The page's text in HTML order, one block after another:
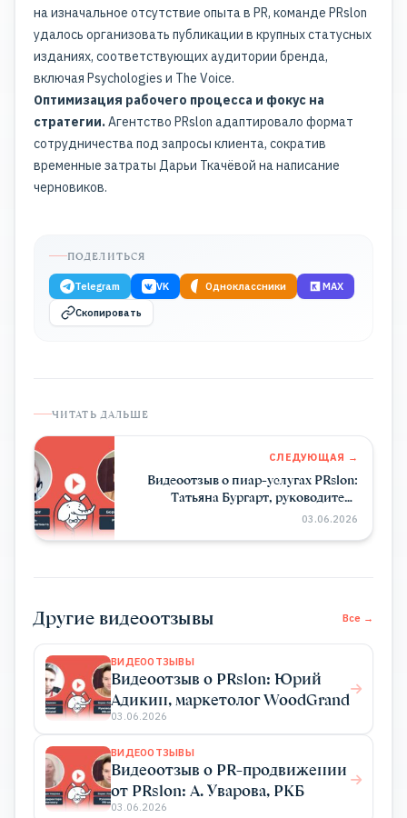
на изначальное отсутствие опыта в PR, команде PRslon
удалось организовать публикации в крупных статусных
изданиях, соответствующих аудитории бренда,
включая Psychologies и The Voice.
Оптимизация рабочего процесса и фокус на
стратегии.Агентство PRslon адаптировало формат
сотрудничества под запросы клиента, сократив
временные затраты Дарьи Ткачёвой на написание
черновиков.
ПОДЕЛИТЬСЯ
Telegram VK Одноклассники MAX
Скопировать
ЧИТАТЬ ДАЛЬШЕ
СЛЕДУЮЩАЯ →
Видеоотзыв о пиар-услугах PRslon:
Татьяна Бургарт, руководитель
департамента маркетинга Impulse
03.06.2026
Другие видеоотзывы Все →
ВИДЕООТЗЫВЫ
Видеоотзыв о PRslon: Юрий
Адикин, маркетолог WoodGrand
03.06.2026
ВИДЕООТЗЫВЫ
Видеоотзыв о PR-продвижении
от PRslon: А. Уварова, РКБ
03.06.2026